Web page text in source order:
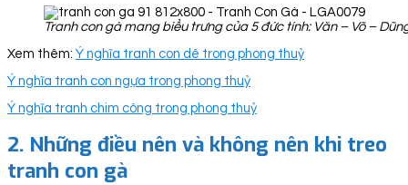
Tranh con gà mang biểu trưng của 5 đức tính: Văn – Võ –
Xem thêm: Ý nghĩa tranh con dê trong phong thuỷ
Ý nghĩa tranh con ngựa trong phong thuỷ
Ý nghĩa tranh chim công trong phong thuỷ
2. Những điều nên và không nên khi treo
tranh con gà